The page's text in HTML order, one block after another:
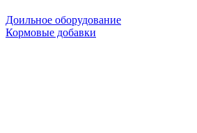
Доильное оборудование
Кормовые добавки